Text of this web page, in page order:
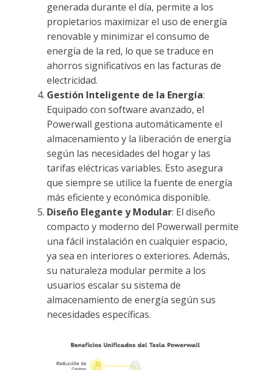
generada durante el día, permite a los
propietarios maximizar el uso de energía
renovable y minimizar el consumo de
energía de la red, lo que se traduce en
ahorros significativos en las facturas de
electricidad.
Gestión Inteligente de la Energía:
Equipado con software avanzado, el
Powerwall gestiona automáticamente el
almacenamiento y la liberación de energía
según las necesidades del hogar y las
tarifas eléctricas variables. Esto asegura
que siempre se utilice la fuente de energía
más eficiente y económica disponible.
Diseño Elegante y Modular: El diseño
compacto y moderno del Powerwall permite
una fácil instalación en cualquier espacio,
ya sea en interiores o exteriores. Además,
su naturaleza modular permite a los
usuarios escalar su sistema de
almacenamiento de energía según sus
necesidades específicas.